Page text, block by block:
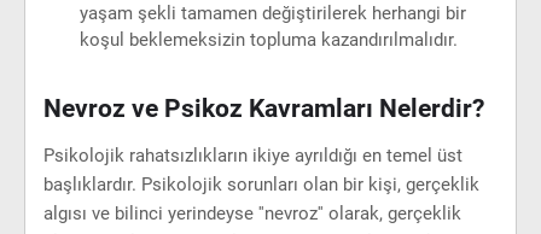
yaşam şekli tamamen değiştirilerek herhangi bir
koşul beklemeksizin topluma kazandırılmalıdır.
Nevroz ve Psikoz Kavramları Nelerdir?
Psikolojik rahatsızlıkların ikiye ayrıldığı en temel üst
başlıklardır. Psikolojik sorunları olan bir kişi, gerçeklik
algısı ve bilinci yerindeyse ''nevroz'' olarak, gerçeklik